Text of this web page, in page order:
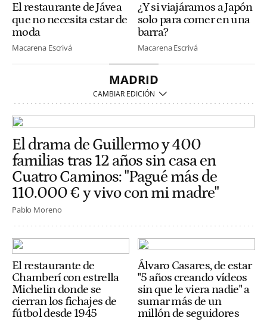
El restaurante de Jávea
que no necesita estar de
moda
Macarena Escrivá
¿Y si viajáramos a Japón
solo para comer en una
barra?
Macarena Escrivá
MADRID
El drama de Guillermo y 400
familias tras 12 años sin casa en
Cuatro Caminos: "Pagué más de
110.000 € y vivo con mi madre"
Pablo Moreno
El restaurante de
Chamberí con estrella
Michelin donde se
cierran los fichajes de
fútbol desde 1945
Álvaro Casares, de estar
"5 años creando vídeos
sin que le viera nadie" a
sumar más de un
millón de seguidores